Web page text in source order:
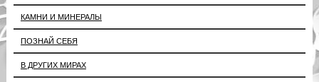
КАМНИ И МИНЕРАЛЫ
ПОЗНАЙ СЕБЯ
В ДРУГИХ МИРАХ